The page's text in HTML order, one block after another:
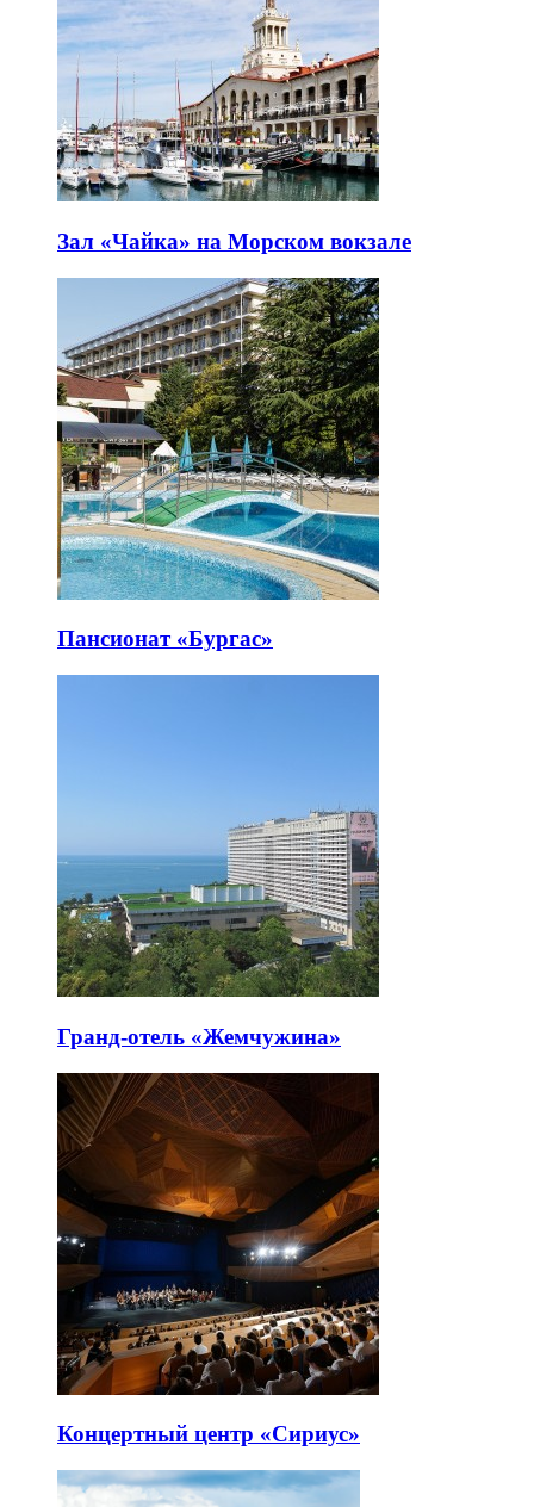
Зал «Чайка» на Морском вокзале
Пансионат «Бургас»
Гранд-отель «Жемчужина»
Концертный центр «Сириус»